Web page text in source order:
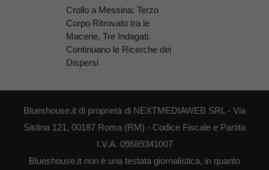
Crollo a Messina: Terzo
Corpo Ritrovato tra le
Macerie, Tre Indagati.
Continuano le Ricerche dei
Dispersi
Blueshouse.it di proprietà di NEXTMEDIAWEB SRL - Via
Sistina 121, 00187 Roma (RM) - Codice Fiscale e Partita
I.V.A. 09689341007
Blueshouse.it non è una testata giornalistica, in quanto